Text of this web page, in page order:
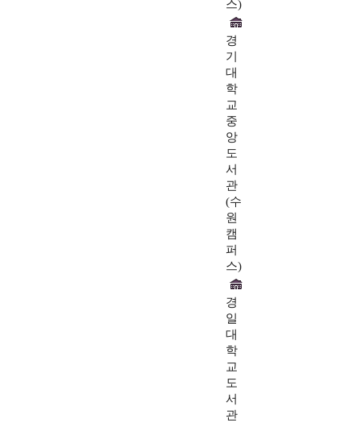
스)
경
기
대
학
교
중
앙
도
서
관
(수
원
캠
퍼
스)
경
일
대
학
교
도
서
관